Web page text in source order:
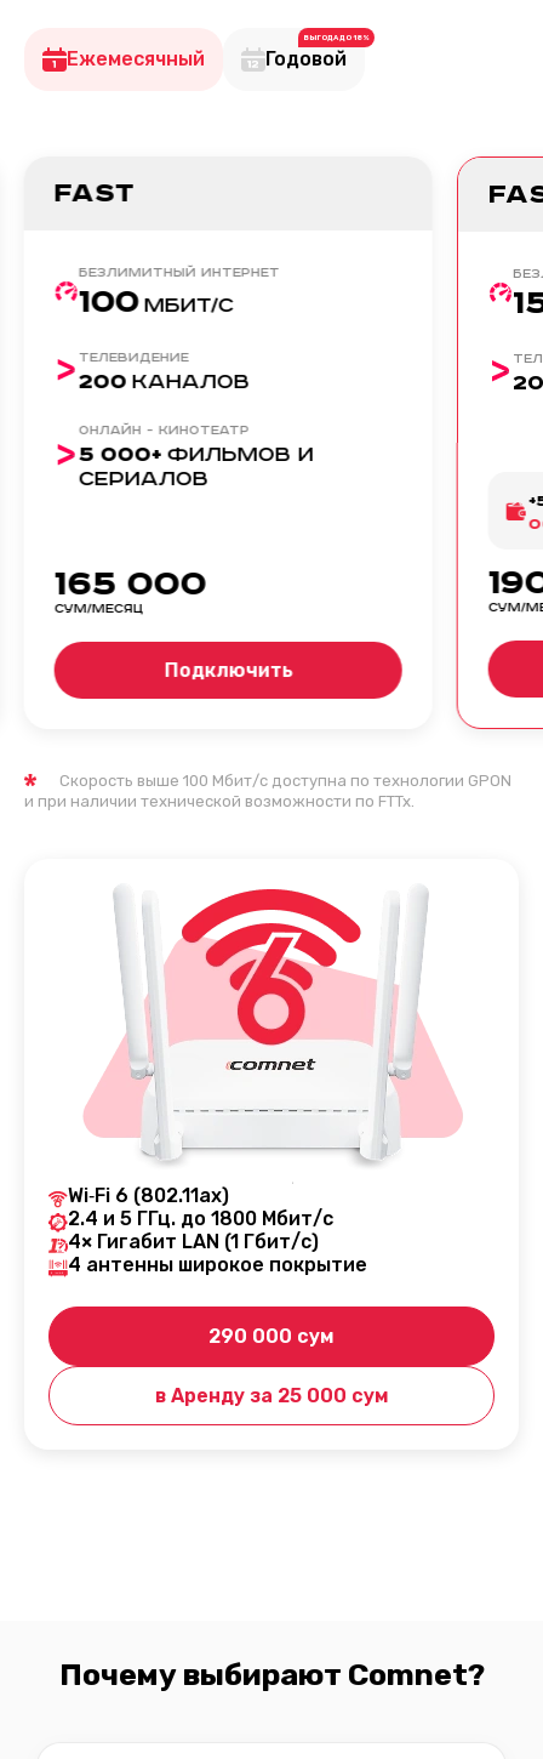
Ежемесячный Годовой
ВЫГОДА ДО 18%
Fast
Безлимитный интернет
100 МБИТ/С
Телевидение
200 КАНАЛОВ
Онлайн - кинотеатр
5 000+ ФИЛЬМОВ И
СЕРИАЛОВ
165 000
СУМ/МЕСЯЦ
Подключить
СУМ/
Скорость выше 100 Мбит/с доступна по технологии GPON
и при наличии технической возможности по FTTx.
Wi‑Fi 6 (802.11ax)
2.4 и 5 ГГц. до 1800 Мбит/с
4× Гигабит LAN (1 Гбит/с)
4 антенны широкое покрытие
290 000 сум
в Аренду за 25 000 cум
Почему выбирают Comnet?